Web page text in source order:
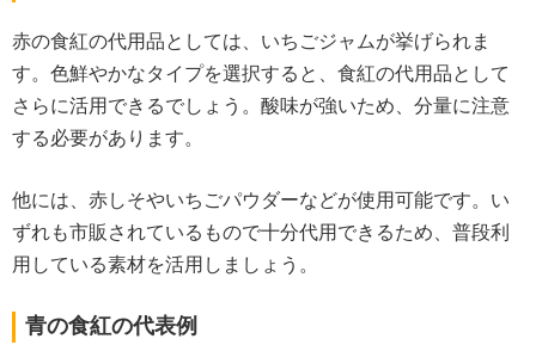
赤の食紅の代用品としては、いちごジャムが挙げられま
す。色鮮やかなタイプを選択すると、食紅の代用品として
さらに活用できるでしょう。酸味が強いため、分量に注意
する必要があります。
他には、赤しそやいちごパウダーなどが使用可能です。い
ずれも市販されているもので十分代用できるため、普段利
用している素材を活用しましょう。
青の食紅の代表例